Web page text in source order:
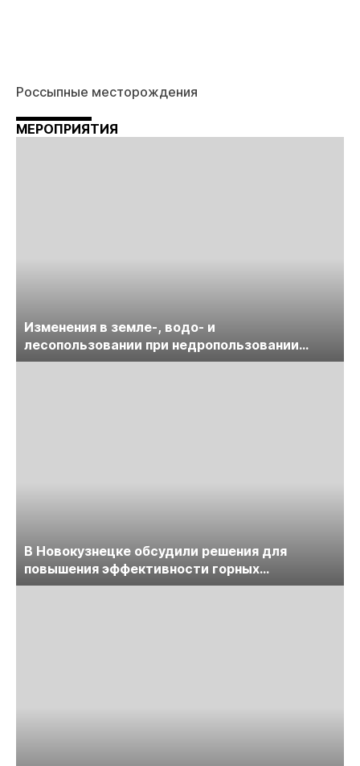
Россыпные месторождения
МЕРОПРИЯТИЯ
Изменения в земле-, водо- и
лесопользовании при недропользовании
обсудят на семинаре «ПравоТЭК»
В Новокузнецке обсудили решения для
повышения эффективности горных
предприятий